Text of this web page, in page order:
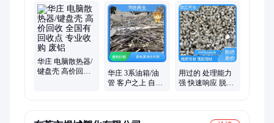
A00、铸造铝合金锭、adc12、a356、废铜、光亮铜
华庄 电脑散热器/
键盘壳 高价回收
华庄 3系油箱/油
管 客户之上 自带
用过的 处理能力
强 快速响应 脱氧/